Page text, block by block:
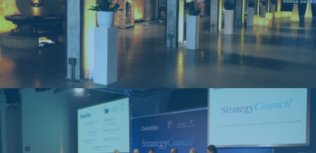
Eventi aziendali
NT studio